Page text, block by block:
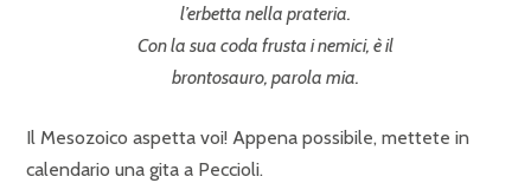
l’erbetta nella prateria.
Con la sua coda frusta i nemici, è il
brontosauro, parola mia.
Il Mesozoico aspetta voi! Appena possibile, mettete in
calendario una gita a Peccioli.